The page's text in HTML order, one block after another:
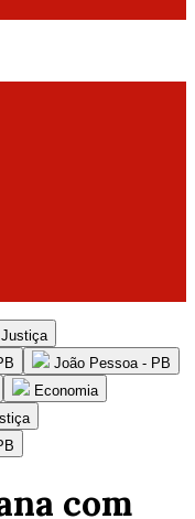
Justiça
João Pessoa - PB
Economia
com